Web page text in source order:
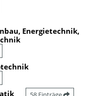
Energietechnik,